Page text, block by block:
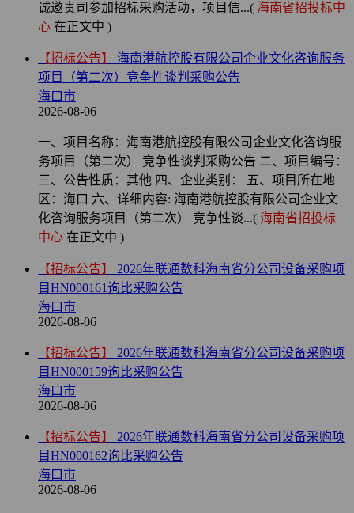
诚邀贵司参加招标采购活动，项目信...( 海南省招投标中
心 在正文中 )
【招标公告】
海南港航控股有限公司企业文化咨询服务
项目（第二次）竞争性谈判采购公告
海口市
2026-08-06
一、项目名称：海南港航控股有限公司企业文化咨询服
务项目（第二次） 竞争性谈判采购公告 二、项目编号：
三、公告性质：其他 四、企业类别： 五、项目所在地
区：海口 六、详细内容: 海南港航控股有限公司企业文
化咨询服务项目（第二次） 竞争性谈...( 海南省招投标
中心 在正文中 )
【招标公告】
2026年联通数科海南省分公司设备采购项
目HN000161询比采购公告
海口市
2026-08-06
【招标公告】
2026年联通数科海南省分公司设备采购项
目HN000159询比采购公告
海口市
2026-08-06
【招标公告】
2026年联通数科海南省分公司设备采购项
目HN000162询比采购公告
海口市
2026-08-06